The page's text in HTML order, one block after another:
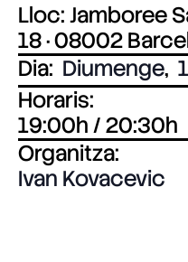
Lloc: Jamboree
18 · 08002
Dia: Diumenge,
Horaris:
19:00h / 20:30h
Organitza:
Ivan Kovacevic